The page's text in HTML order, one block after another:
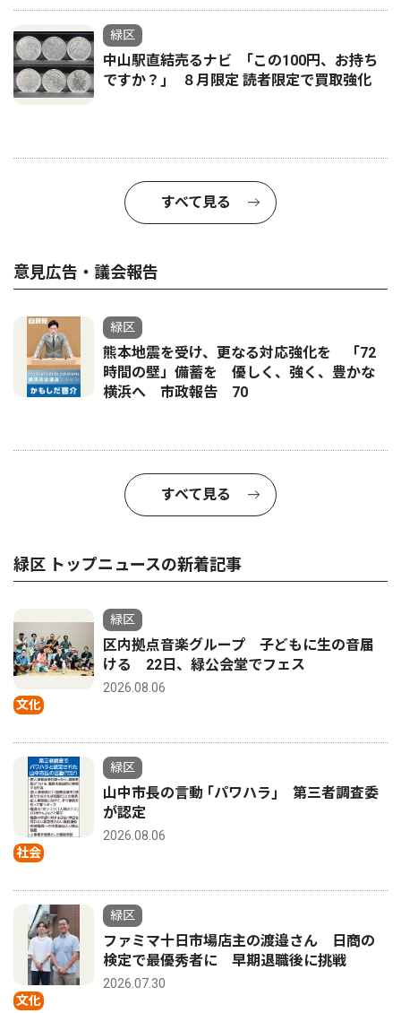
緑区
中山駅直結売るナビ ｢この100円、お持ち
ですか？｣ ８月限定 読者限定で買取強化
すべて見る
意見広告・議会報告
緑区
熊本地震を受け、更なる対応強化を 「72
時間の壁」備蓄を 優しく、強く、豊かな
横浜へ 市政報告 70
すべて見る
緑区 トップニュースの新着記事
文化
緑区
区内拠点音楽グループ 子どもに生の音届
ける 22日、緑公会堂でフェス
2026.08.06
社会
緑区
山中市長の言動 ｢パワハラ｣ 第三者調査委
が認定
2026.08.06
文化
緑区
ファミマ十日市場店主の渡邉さん 日商の
検定で最優秀者に 早期退職後に挑戦
2026.07.30